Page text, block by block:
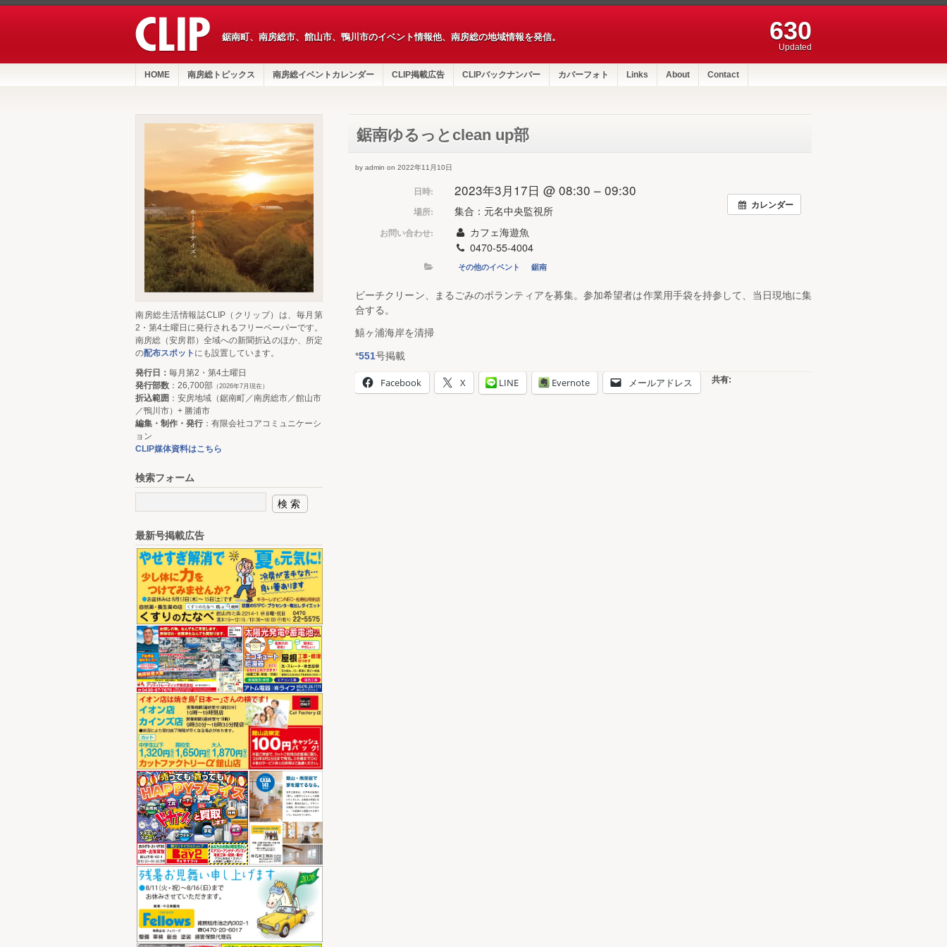
鋸南町、南房総市、館山市、鴨川市のイベント情報他、南房総の地域情報を発信。 630
Updated
HOME 南房総トピックス 南房総イベントカレンダー CLIP掲載広告 CLIPバックナンバー カバーフォト Links About Contact
鋸南ゆるっとclean up部
by admin on 2022年11月10日
カレンダー
日時: 2023年3月17日 @ 08:30 – 09:30
場所: 集合：元名中央監視所
お問い合わせ:
カフェ海遊魚
0470-55-4004
その他のイベント 鋸南
ビーチクリーン、まるごみのボランティアを募集。参加希望者は作業用手袋を持参して、当日現地に集
合する。
鱚ヶ浦海岸を清掃
*551号掲載
共有:
Facebook X LINE Evernote メールアドレス
南房総生活情報誌CLIP（クリップ）は、毎月第
2・第4土曜日に発行されるフリーペーパーです。
南房総（安房郡）全域への新聞折込のほか、所定
の配布スポット にも設置しています。
発行日： 毎月第2・第4土曜日
発行部数 ：26,700部 （2026年7月現在）
折込範囲 ：安房地域（鋸南町／南房総市／館山市
／鴨川市）+ 勝浦市
編集・制作・発行：有限会社コアコミュニケーシ
ョン
CLIP媒体資料はこちら
検索フォーム
最新号掲載広告